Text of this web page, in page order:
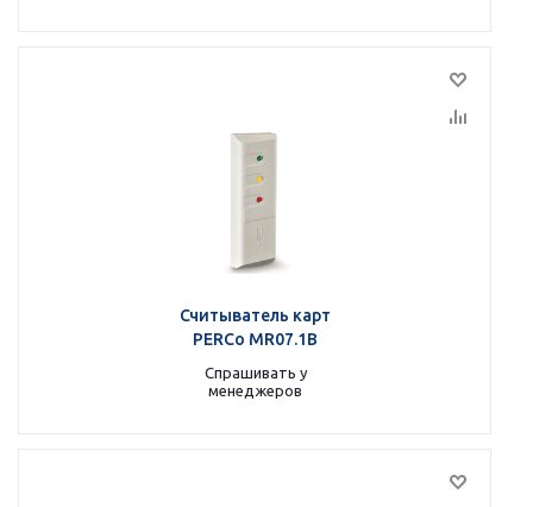
Считыватель карт
PERCo MR07.1B
Спрашивать у
менеджеров